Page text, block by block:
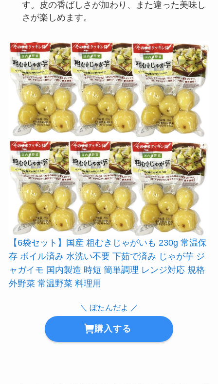
す。皮の香ばしさが加わり、また違った美味し
さが楽しめます。
【 6袋セット】国産 粗むきじゃがいも 230g 常温保
存 ボイル済み 水洗い不要 下茹で済み じゃが芋 ジ
ャガイモ 国内製造 時短 簡単調理 レンジ対応 規格
外野菜 常温野菜 料理用
＼ ぼたんだよ ／
購入する